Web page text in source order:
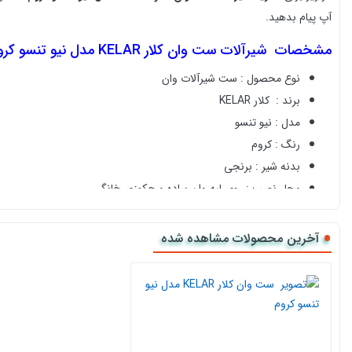
آپ پیام بدهید.
مشخصات شیرآلات ست وان کلار KELAR مدل نیو تنسو کروم
نوع محصول : ست شیرآلات وان
برند : کلار KELAR
مدل : نیو تنسو
رنگ : کروم
بدنه شیر : برنجی
محل نصب : روی لبه وان ساده و جکوزی خانگی
ضمانت 5 ساله و تعویض بی قید و شرط
کالا118 نمایندگی رسمی فروش اینترنتی انواع
مشاوره رایگان قبل
آخرین محصولات مشاهده شده